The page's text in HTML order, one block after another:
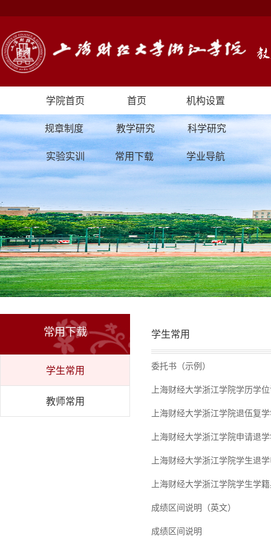
学院首页 首页
机构设置
规章制度
教学研究
科学研究
实验实训
常用下载 学业导航
常用下载
学生常用
教师常用
学生常用
委托书（示例）
上海财经大学浙江学院学历学
上海财经大学浙江学院退伍复
上海财经大学浙江学院申请退
上海财经大学浙江学院学生退
上海财经大学浙江学院学生学
成绩区间说明（英文）
成绩区间说明